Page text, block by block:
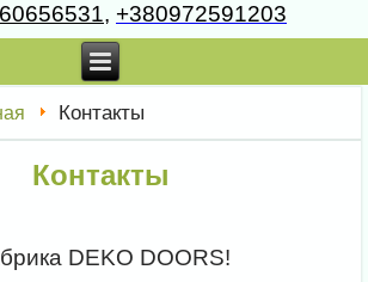
, +380972591203
Контакты
Контакты
DEKO DOORS!